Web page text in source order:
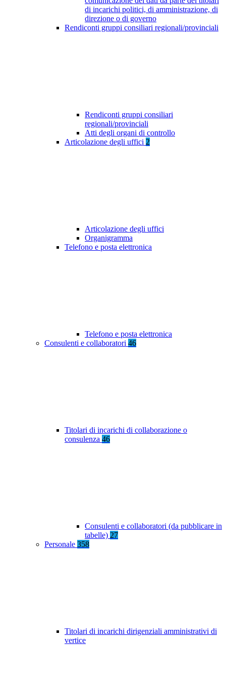
di incarichi politici, di amministrazione, di
direzione o di governo
Rendiconti gruppi consiliari regionali/provinciali
Rendiconti gruppi consiliari
regionali/provinciali
Atti degli organi di controllo
Articolazione degli uffici 2
Articolazione degli uffici
Organigramma
Telefono e posta elettronica
Telefono e posta elettronica
Consulenti e collaboratori 46
Titolari di incarichi di collaborazione o
consulenza 46
Consulenti e collaboratori (da pubblicare in
tabelle) 27
Personale 358
Titolari di incarichi dirigenziali amministrativi di
vertice